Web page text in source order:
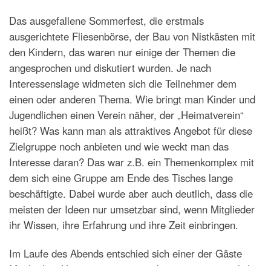
Das ausgefallene Sommerfest, die erstmals
ausgerichtete Fliesenbörse, der Bau von Nistkästen mit
den Kindern, das waren nur einige der Themen die
angesprochen und diskutiert wurden. Je nach
Interessenslage widmeten sich die Teilnehmer dem
einen oder anderen Thema. Wie bringt man Kinder und
Jugendlichen einen Verein näher, der „Heimatverein“
heißt? Was kann man als attraktives Angebot für diese
Zielgruppe noch anbieten und wie weckt man das
Interesse daran? Das war z.B. ein Themenkomplex mit
dem sich eine Gruppe am Ende des Tisches lange
beschäftigte. Dabei wurde aber auch deutlich, dass die
meisten der Ideen nur umsetzbar sind, wenn Mitglieder
ihr Wissen, ihre Erfahrung und ihre Zeit einbringen.
Im Laufe des Abends entschied sich einer der Gäste